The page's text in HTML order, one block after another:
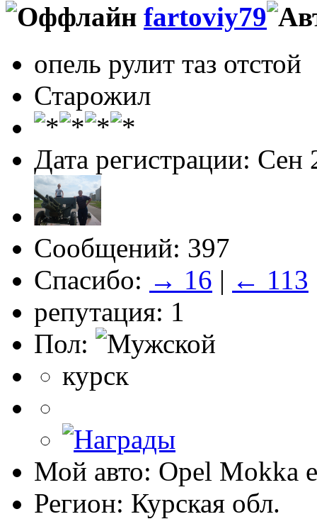
fartoviy79
опель рулит таз отстой
Старожил
Дата регистрации: Сен
Сообщений: 397
Спасибо: → 16 | ← 113
репутация: 1
Пол:
курск
Мой авто: Opel Mokka
Регион: Курская обл.